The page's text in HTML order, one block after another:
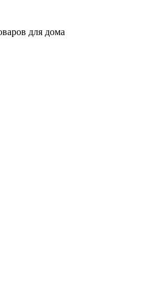
для дома